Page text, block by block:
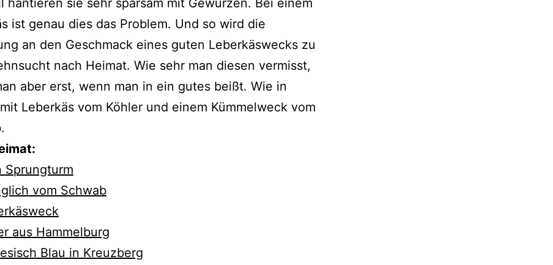
ist genau dies das Problem. Und so wird die
an den Geschmack eines guten Leberkäswecks zu
nach Heimat. Wie sehr man diesen vermisst,
aber erst, wenn man in ein gutes beißt. Wie in
Leberkäs vom Köhler und einem Kümmelweck vom
Sprungturm
vom Schwab
aus Hammelburg
Blau in Kreuzberg